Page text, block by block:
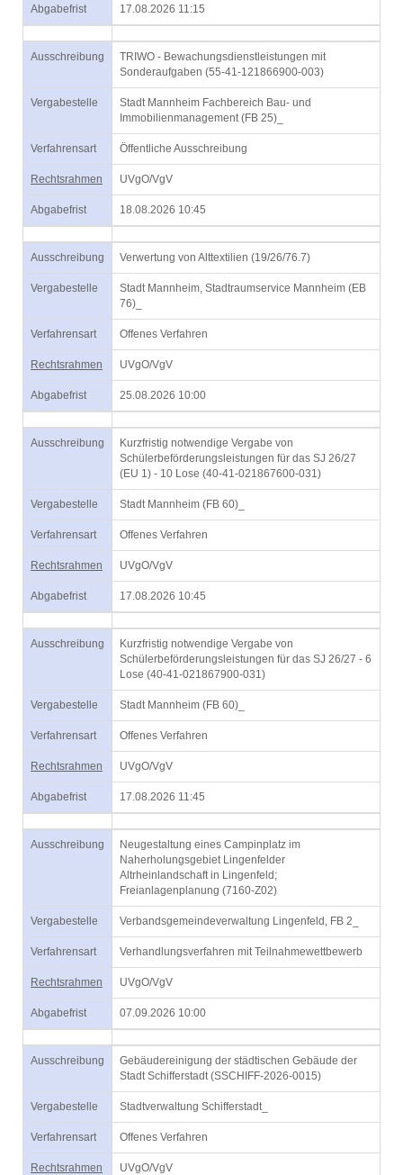
Abgabefrist 17.08.2026 11:15
Ausschreibung
TRIWO - Bewachungsdienstleistungen mit
Sonderaufgaben (55-41-121866900-003)
Vergabestelle
Stadt Mannheim Fachbereich Bau- und
Immobilienmanagement (FB 25)_
Verfahrensart Öffentliche Ausschreibung
Rechtsrahmen UVgO/VgV
Abgabefrist 18.08.2026 10:45
Ausschreibung Verwertung von Alttextilien (19/26/76.7)
Vergabestelle
Stadt Mannheim, Stadtraumservice Mannheim (EB
76)_
Verfahrensart Offenes Verfahren
Rechtsrahmen UVgO/VgV
Abgabefrist 25.08.2026 10:00
Ausschreibung
Kurzfristig notwendige Vergabe von
Schülerbeförderungsleistungen für das SJ 26/27
(EU 1) - 10 Lose (40-41-021867600-031)
Vergabestelle Stadt Mannheim (FB 60)_
Verfahrensart Offenes Verfahren
Rechtsrahmen UVgO/VgV
Abgabefrist 17.08.2026 10:45
Ausschreibung
Kurzfristig notwendige Vergabe von
Schülerbeförderungsleistungen für das SJ 26/27 - 6
Lose (40-41-021867900-031)
Vergabestelle Stadt Mannheim (FB 60)_
Verfahrensart Offenes Verfahren
Rechtsrahmen UVgO/VgV
Abgabefrist 17.08.2026 11:45
Ausschreibung
Neugestaltung eines Campinplatz im
Naherholungsgebiet Lingenfelder
Altrheinlandschaft in Lingenfeld;
Freianlagenplanung (7160-Z02)
Vergabestelle Verbandsgemeindeverwaltung Lingenfeld, FB 2_
Verfahrensart Verhandlungsverfahren mit Teilnahmewettbewerb
Rechtsrahmen UVgO/VgV
Abgabefrist 07.09.2026 10:00
Ausschreibung
Gebäudereinigung der städtischen Gebäude der
Stadt Schifferstadt (SSCHIFF-2026-0015)
Vergabestelle Stadtverwaltung Schifferstadt_
Verfahrensart Offenes Verfahren
Rechtsrahmen UVgO/VgV